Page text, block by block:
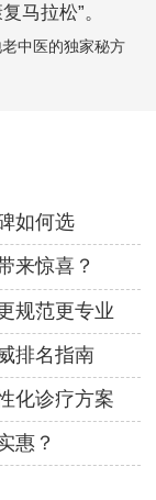
马拉松”。
中医的独家秘方
如何选
来惊喜？
规范更专业
排名指南
化诊疗方案
惠？